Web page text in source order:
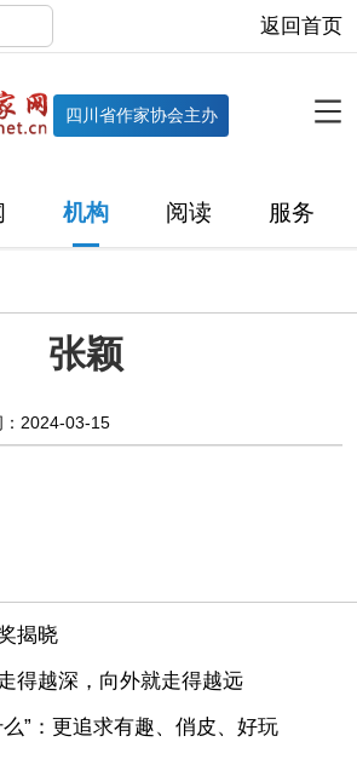
返回首页
四川省作家协会主办
机构 阅读 服务
会员 主管社团 专门委员会
动态
阅读 文学访谈 作家新作
张颖
：2024-03-15
揭晓
得越深，向外就走得越远
”：更追求有趣、俏皮、好玩